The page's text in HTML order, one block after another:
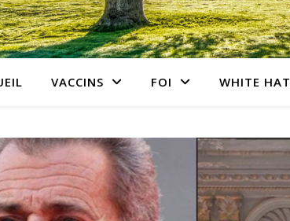
VACCINS FOI WHITE